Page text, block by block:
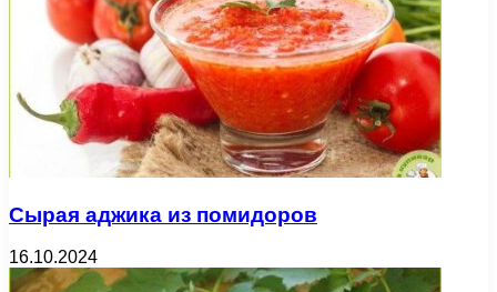
Сырая аджика из помидоров
16.10.2024